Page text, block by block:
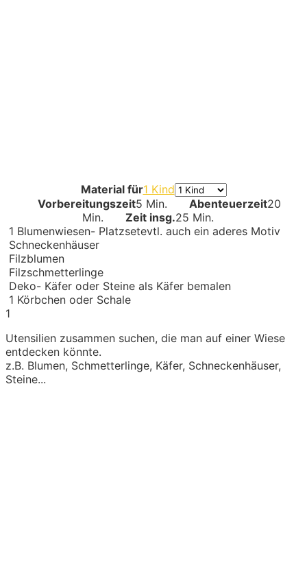
Material für1 Kind
Vorbereitungszeit5 Min. Abenteuerzeit20
Min.
Zeit insg.25 Min.
1 Blumenwiesen- Platzsetevtl. auch ein aderes Motiv
Schneckenhäuser
Filzblumen
Filzschmetterlinge
Deko- Käfer oder Steine als Käfer bemalen
1 Körbchen oder Schale
1
Utensilien zusammen suchen, die man auf einer Wiese
entdecken könnte.
z.B. Blumen, Schmetterlinge, Käfer, Schneckenhäuser,
Steine...